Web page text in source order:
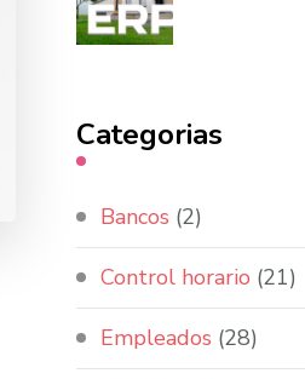
Categorias
Bancos (2)
Control horario (21)
Empleados (28)